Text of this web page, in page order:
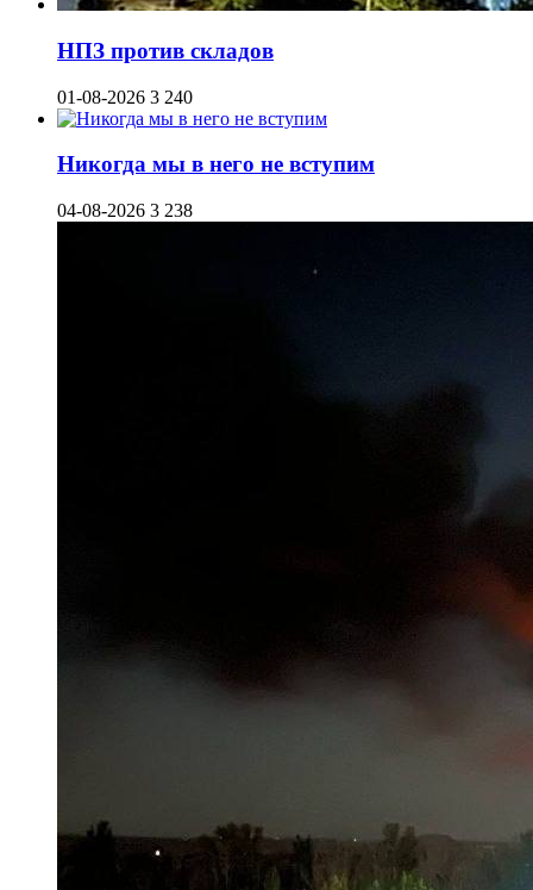
НПЗ против складов
01-08-2026 3 240
Никогда мы в него не вступим
04-08-2026 3 238